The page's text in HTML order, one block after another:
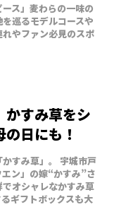
ス」麦わらの一味の
巡るモデルコースや
やファン必見のスポ
かすみ草をシ
の日にも！
すみ草」。 宇城市戸
ン」の嫁“かすみ”さ
オシャレなかすみ草
ギフトボックスも大